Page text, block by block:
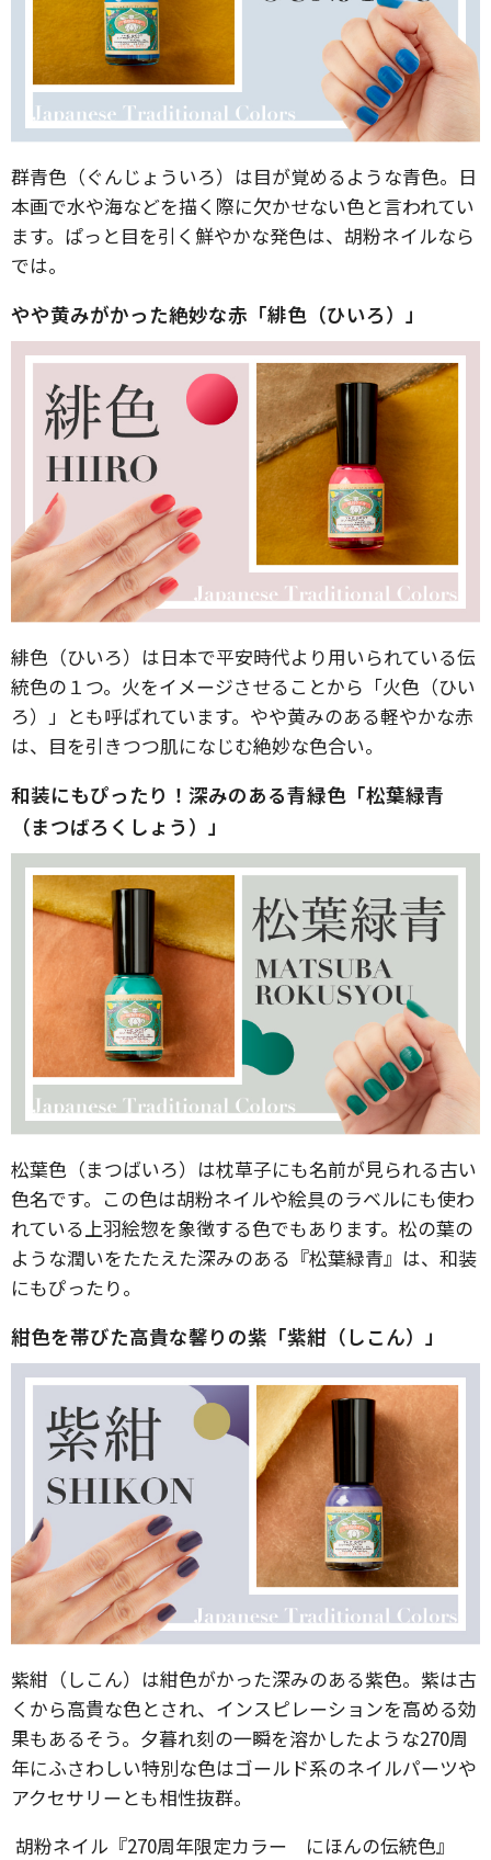
群青色（ぐんじょういろ）は目が覚めるような青色。日
本画で水や海などを描く際に欠かせない色と言われてい
ます。ぱっと目を引く鮮やかな発色は、胡粉ネイルなら
では。
やや黄みがかった絶妙な赤「緋色（ひいろ）」
緋色（ひいろ）は日本で平安時代より用いられている伝
統色の１つ。火をイメージさせることから「火色（ひい
ろ）」とも呼ばれています。やや黄みのある軽やかな赤
は、目を引きつつ肌になじむ絶妙な色合い。
和装にもぴったり！深みのある青緑色「松葉緑青
（まつばろくしょう）」
松葉色（まつばいろ）は枕草子にも名前が見られる古い
色名です。この色は胡粉ネイルや絵具のラベルにも使わ
れている上羽絵惣を象徴する色でもあります。松の葉の
ような潤いをたたえた深みのある『松葉緑青』は、和装
にもぴったり。
紺色を帯びた高貴な馨りの紫「紫紺（しこん）」
紫紺（しこん）は紺色がかった深みのある紫色。紫は古
くから高貴な色とされ、インスピレーションを高める効
果もあるそう。夕暮れ刻の一瞬を溶かしたような270周
年にふさわしい特別な色はゴールド系のネイルパーツや
アクセサリーとも相性抜群。
胡粉ネイル『270周年限定カラー にほんの伝統色』